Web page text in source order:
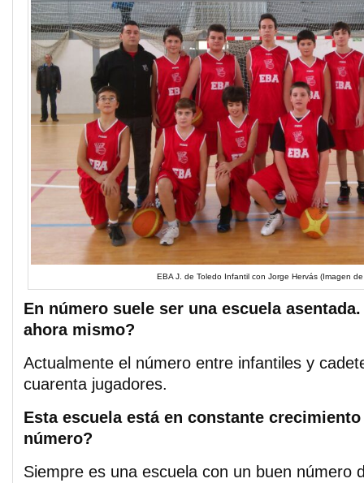
EBA J. de Toledo Infantil con Jorge Hervás (Imagen de
En número suele ser una escuela
ahora mismo?
Actualmente el número entre infantiles y
cuarenta jugadores.
Esta escuela está en constante
número?
Siempre es una escuela con un buen número